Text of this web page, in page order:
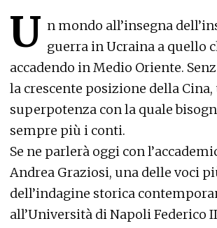
U n mondo all’insegna
guerra in Ucraina a quello
accadendo in Medio Oriente.
la crescente posizione della Cina,
superpotenza con la quale
sempre più i conti.
Se ne parlerà oggi con
Andrea Graziosi, una delle voci
dell’indagine storica
all’Università di Napoli Federico